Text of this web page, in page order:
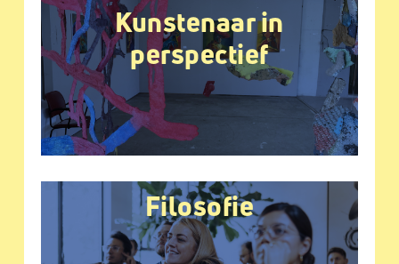
Kunstenaar in
perspectief
Filosofie